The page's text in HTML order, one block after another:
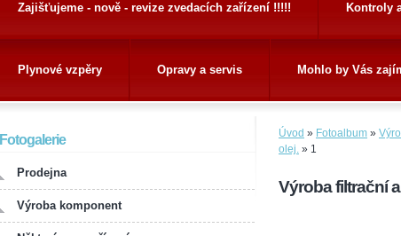
Zajišťujeme - nově - revize zvedacích zařízení !!!!! Kontroly
Plynové vzpěry Opravy a servis Mohlo by Vás
Úvod » Fotoalbum »
olej. » 1
Výroba filtrační
Fotogalerie
Prodejna
Výroba komponent